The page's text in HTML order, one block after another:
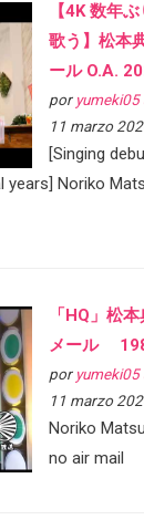
【4K 数年
歌う】松本
ール O.A.
por
11 marzo
[Singing
years] Noriko
「HQ」松
メール
por
11 marzo
Noriko
no air mail